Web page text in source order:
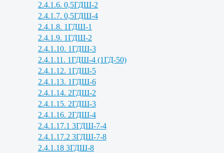
2.4.1.6. 0,5ГДШ-2
2.4.1.7. 0,5ГДШ-4
2.4.1.8. 1ГДШ-1
2.4.1.9. 1ГДШ-2
2.4.1.10. 1ГДШ-3
2.4.1.11. 1ГДШ-4 (1ГД-50)
2.4.1.12. 1ГДШ-5
2.4.1.13. 1ГДШ-6
2.4.1.14. 2ГДШ-2
2.4.1.15. 2ГДШ-3
2.4.1.16. 2ГДШ-4
2.4.1.17.1 3ГДШ-7-4
2.4.1.17.2 3ГДШ-7-8
2.4.1.18 3ГДШ-8